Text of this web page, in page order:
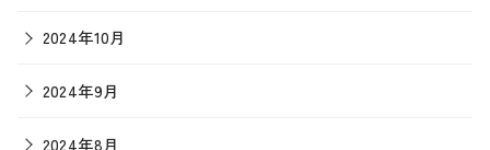
2024年10月
2024年9月
2024年8月